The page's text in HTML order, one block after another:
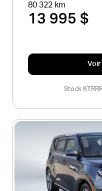
80 322 km
13 995 $
Voir
Stock